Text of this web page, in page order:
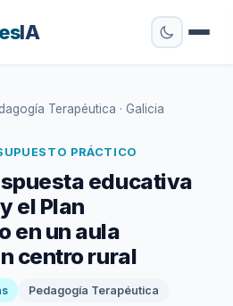
IA
Terapéutica · Galicia
PRÁCTICO
educativa
el Plan
en un aula
centro rural
Pedagogía Terapéutica